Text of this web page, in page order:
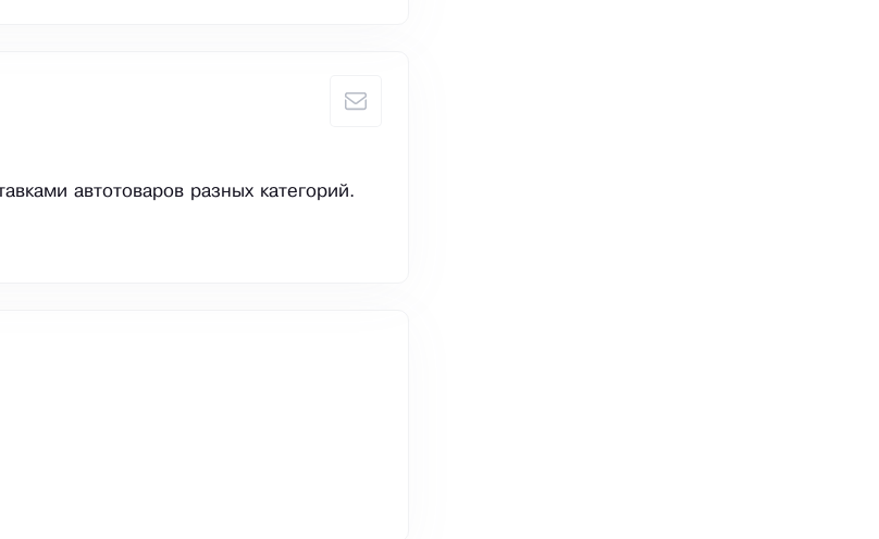
автотоваров разных категорий.